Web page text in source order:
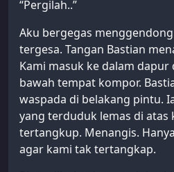
“Pergilah..”
Aku bergegas
tergesa. Tangan Bastian
Kami masuk ke dalam
bawah tempat kompor.
waspada di belakang pintu.
yang terduduk lemas di atas
tertangkup. Menangis.
agar kami tak tertangkap.